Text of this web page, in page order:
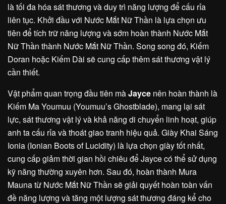
là tối đa hóa sát thương và duy trì năng lượng để cấu rỉa
liên tục. Khởi đầu với Nước Mắt Nữ Thần là lựa chọn ưu
tiên để tích trữ năng lượng và sớm hoàn thành Nước Mắt
Nữ Thần thành Nước Mắt Nữ Thần. Song song đó, Kiếm
Doran hoặc Kiếm Dài sẽ cung cấp thêm sát thương vật lý
cần thiết.
Vật phẩm quan trọng đầu tiên màJayce nên hoàn thành là
Kiếm Ma Youmuu (Youmuu’s Ghostblade), mang lại sát
lực, sát thương vật lý và khả năng di chuyển linh hoạt, giúp
anh ta cấu rỉa và thoát giao tranh hiệu quả. Giày Khai Sáng
Ionia (Ionian Boots of Lucidity) là lựa chọn giày tốt nhất,
cung cấp giảm thời gian hồi chiêu để Jayce có thể sử dụng
kỹ năng thường xuyên hơn. Sau đó, hoàn thành Mura
Mauna từ Nước Mắt Nữ Thần sẽ giải quyết hoàn toàn vấn
đề năng lượng và tăng một lượng sát thương đáng kể cho